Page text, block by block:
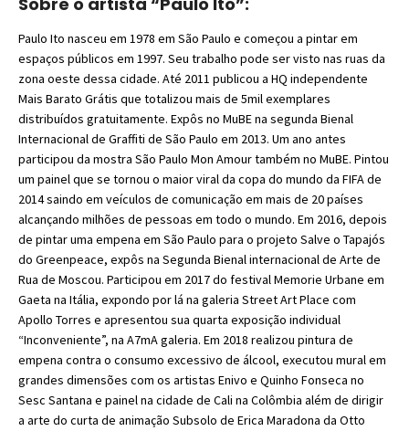
Paulo Ito nasceu em 1978 em São Paulo e começou a pintar em
espaços públicos em 1997. Seu trabalho pode ser visto nas ruas da
zona oeste dessa cidade. Até 2011 publicou a HQ independente
Mais Barato Grátis que totalizou mais de 5mil exemplares
distribuídos gratuitamente. Expôs no MuBE na segunda Bienal
Internacional de Graffiti de São Paulo em 2013. Um ano antes
participou da mostra São Paulo Mon Amour também no MuBE. Pintou
um painel que se tornou o maior viral da copa do mundo da FIFA de
2014 saindo em veículos de comunicação em mais de 20 países
alcançando milhões de pessoas em todo o mundo. Em 2016, depois
de pintar uma empena em São Paulo para o projeto Salve o Tapajós
do Greenpeace, expôs na Segunda Bienal internacional de Arte de
Rua de Moscou. Participou em 2017 do festival Memorie Urbane em
Gaeta na Itália, expondo por lá na galeria Street Art Place com
Apollo Torres e apresentou sua quarta exposição individual
“Inconveniente”, na A7mA galeria. Em 2018 realizou pintura de
empena contra o consumo excessivo de álcool, executou mural em
grandes dimensões com os artistas Enivo e Quinho Fonseca no
Sesc Santana e painel na cidade de Cali na Colômbia além de dirigir
a arte do curta de animação Subsolo de Erica Maradona da Otto